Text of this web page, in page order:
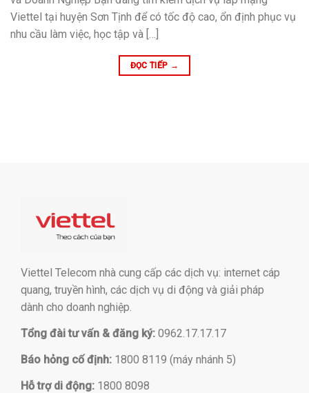
Viettel tại huyện Sơn Tịnh để có tốc độ cao, ổn định phục vụ
nhu cầu làm việc, học tập và […]
ĐỌC TIẾP →
Viettel Telecom nhà cung cấp các dịch vụ: internet cáp
quang, truyền hình, các dịch vụ di động và giải pháp
dành cho doanh nghiệp.
Tổng đài tư vấn & đăng ký: 0962.17.17.17
Báo hỏng cố định: 1800 8119 (máy nhánh 5)
Hỗ trợ di động: 1800 8098